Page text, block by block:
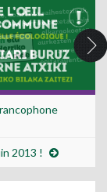
2013 !